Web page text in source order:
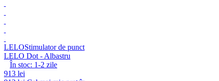
LELOStimulator de punct
LELO Dot - Albastru
În stoc: 1-2 zile
913 lei